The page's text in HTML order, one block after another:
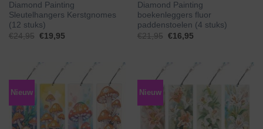
Diamond Painting
Sleutelhangers Kerstgnomes
(12 stuks)
€24,95 Oorspronkelijke
€19,95Huidige
Diamond Painting
boekenleggers fluor
paddenstoelen (4 stuks)
€21,95 Oorspronkelijke
€16,95Huidige
Nieuw Nieuw